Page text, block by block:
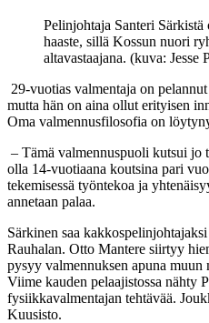
Pelinjohtaja Santeri Särkistä
haaste, sillä Kossun nuori
altavastaajana. (kuva: Jesse
29-vuotias valmentaja on
mutta hän on aina ollut erityisen
Oma valmennusfilosofia on
– Tämä valmennuspuoli kutsui jo
olla 14-vuotiaana koutsina pari
tekemisessä työntekoa ja
annetaan palaa.
Särkinen saa
Rauhalan. Otto Mantere siirtyy
pysyy valmennuksen apuna muun
Viime kauden pelaajistossa nähty
fysiikkavalmentajan tehtävää.
Kuusisto.